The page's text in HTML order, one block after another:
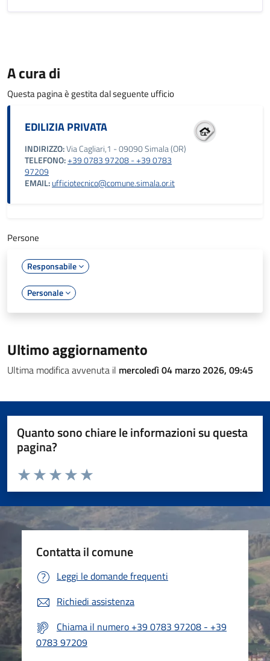
A cura di
Questa pagina è gestita dal seguente ufficio
EDILIZIA PRIVATA
INDIRIZZO:Via Cagliari,1 - 09090 Simala (OR)
TELEFONO:+39 0783 97208 - +39 0783
97209
EMAIL:ufficiotecnico@comune.simala.or.it
Persone
Responsabile
Personale
Ultimo aggiornamento
Ultima modifica avvenuta il mercoledì 04 marzo 2026, 09:45
Quanto sono chiare le informazioni su questa
pagina?
Valuta da 1 a 5 stelle la pagina
Valuta 5 stelle su 5
Valuta 4 stelle su 5
Valuta 3 stelle su 5
Valuta 2 stelle su 5
Valuta 1 stelle su 5
Contatta il comune
Leggi le domande frequenti
Richiedi assistenza
Chiama il numero +39 0783 97208 - +39
0783 97209